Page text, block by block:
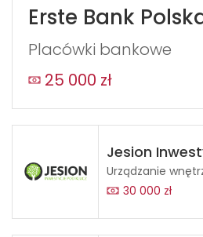
Erste Bank
Placówki bankowe
25 000 zł
Jesion
Urządzanie
30 000 zł